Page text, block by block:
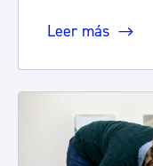
Leer más